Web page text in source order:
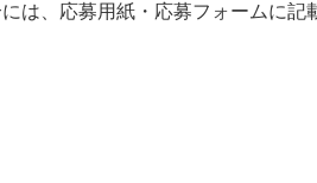
は、応募用紙・応募フォームに記